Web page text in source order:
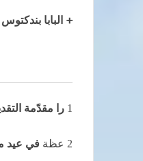
+ البابا
1 را مقدّمة
2 عظة في عيد